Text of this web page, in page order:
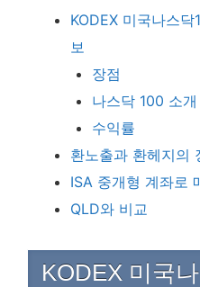
KODEX 미국나스
보
장점
나스닥 100 소개
수익률
환노출과 환헤지의
ISA 중개형 계좌로
QLD와 비교
KODEX 미국